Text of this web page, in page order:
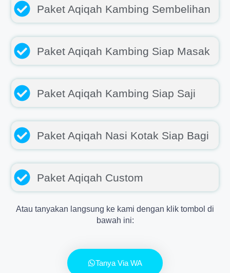
Paket Aqiqah Kambing Sembelihan
Paket Aqiqah Kambing Siap Masak
Paket Aqiqah Kambing Siap Saji
Paket Aqiqah Nasi Kotak Siap Bagi
Paket Aqiqah Custom
Atau tanyakan langsung ke kami dengan klik tombol di
bawah ini:
Tanya Via WA